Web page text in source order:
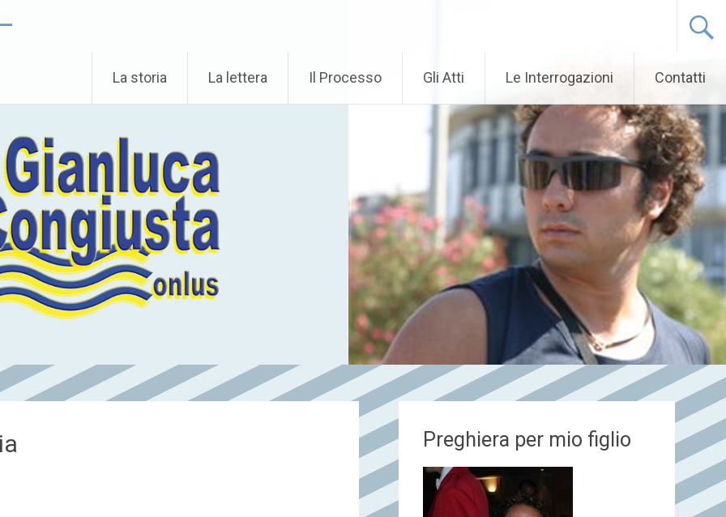
La storia La lettera Il Processo Gli Atti Le Interrogazioni Contatti
Preghiera per mio figlio